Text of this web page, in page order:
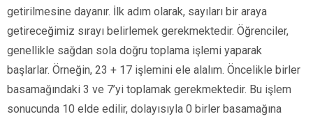
getirilmesine dayanır. İlk adım olarak, sayıları bir araya
getireceğimiz sırayı belirlemek gerekmektedir. Öğrenciler,
genellikle sağdan sola doğru toplama işlemi yaparak
başlarlar. Örneğin, 23 + 17 işlemini ele alalım. Öncelikle birler
basamağındaki 3 ve 7’yi toplamak gerekmektedir. Bu işlem
sonucunda 10 elde edilir, dolayısıyla 0 birler basamağına